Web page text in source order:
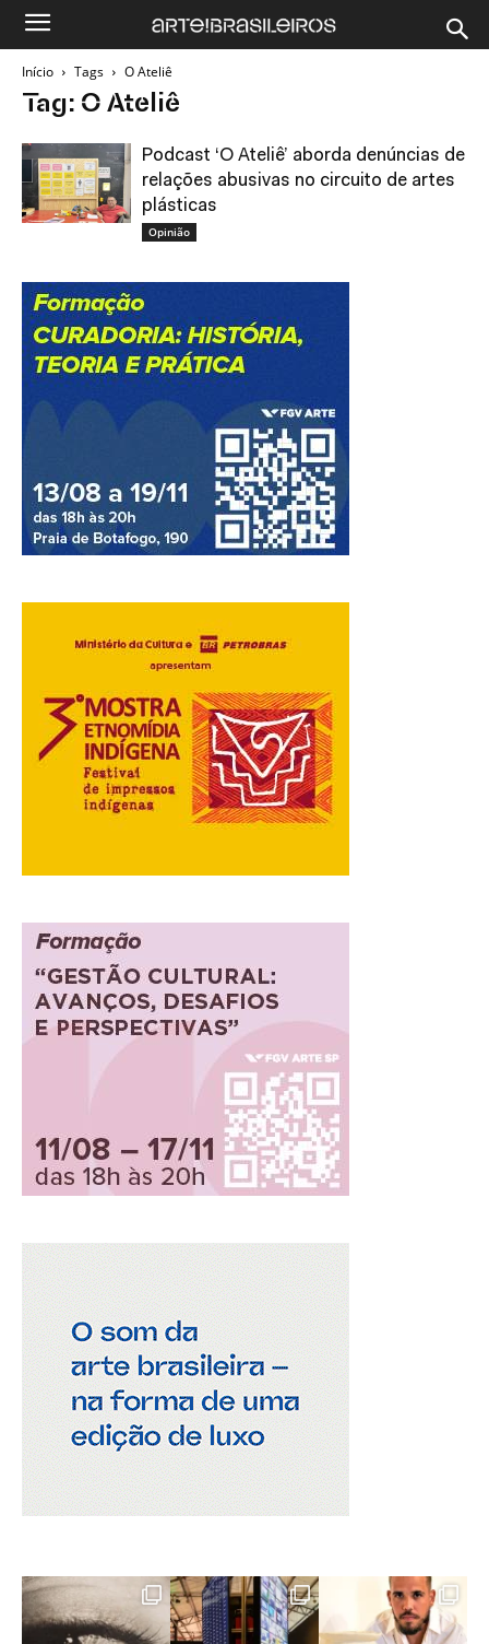
Início Tags O Ateliê
Tag: O Ateliê
Podcast ‘O Ateliê’ aborda denúncias de
relações abusivas no circuito de artes
plásticas
Opinião